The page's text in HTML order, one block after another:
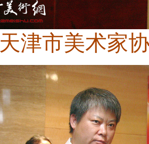
天津市美术家